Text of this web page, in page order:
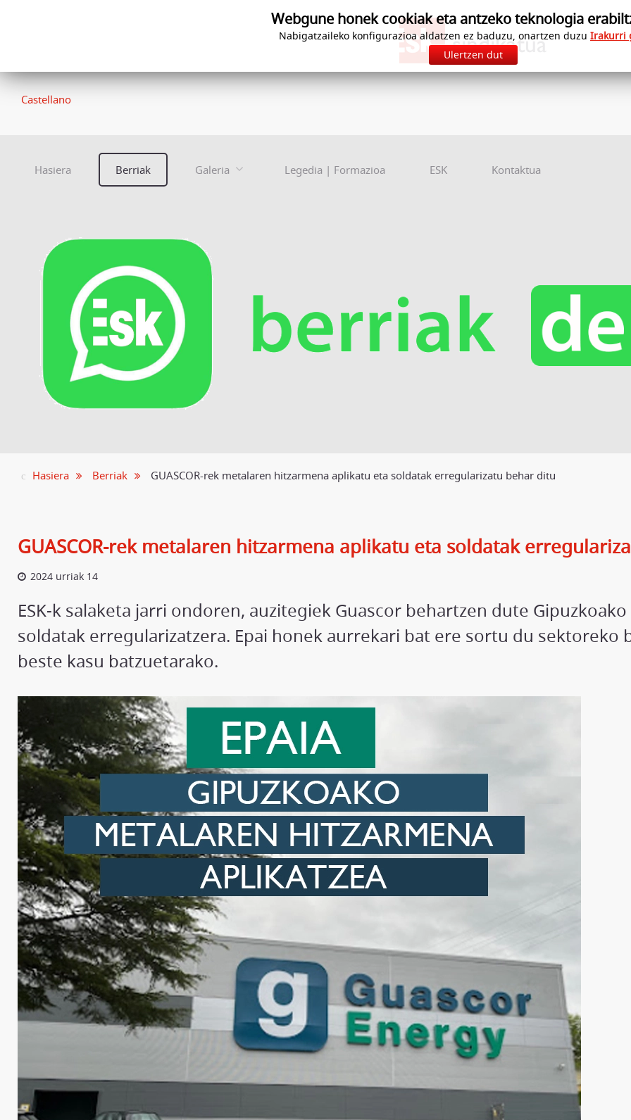
Castellano
Hasiera Berriak Galeria Legedia | Formazioa ESK Kontaktua
Hasiera Berriak GUASCOR-rek metalaren hitzarmena aplikatu eta soldatak erregularizatu behar ditu
GUASCOR-rek metalaren hitzarmena aplikatu eta soldatak
2024 urriak 14
ESK-k salaketa jarri ondoren, auzitegiek Guascor behartzen dute
soldatak erregularizatzera. Epai honek aurrekari bat ere sortu du sektoreko
beste kasu batzuetarako.
Webgune honek cookiak eta antzeko teknologia
Nabigatzaileko konfigurazioa aldatzen ez baduzu, onartzen duzu Irakurri
Ulertzen dut